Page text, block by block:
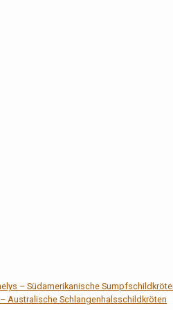
– Südamerikanische
Australische Schlangenhalsschildkröten